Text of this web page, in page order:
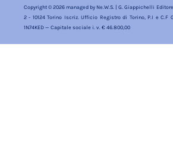
Copyright © 2026 managed by Ne.W.S. | G. Giappichelli
2 - 10124 Torino Iscriz. Ufficio Registro di Torino, P.I e C.F
1N74KED — Capitale sociale i. v. € 46.800,00